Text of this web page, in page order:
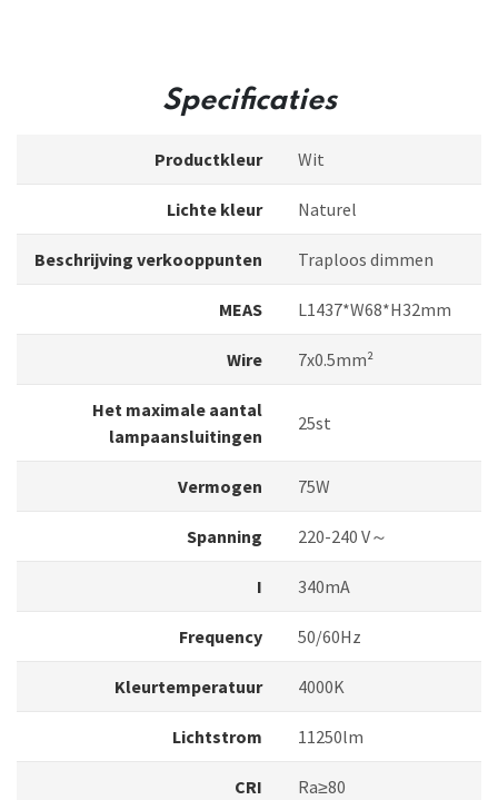
Specificaties
Productkleur Wit
Lichte kleur Naturel
Beschrijving verkooppunten Traploos dimmen
MEAS L1437*W68*H32mm
Wire 7x0.5mm²
Het maximale aantal
lampaansluitingen
25st
Vermogen 75W
Spanning 220-240 V～
I 340mA
Frequency 50/60Hz
Kleurtemperatuur 4000K
Lichtstrom 11250lm
CRI Ra≥80